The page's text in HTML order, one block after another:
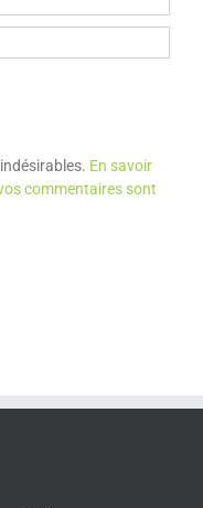
En savoir
commentaires sont